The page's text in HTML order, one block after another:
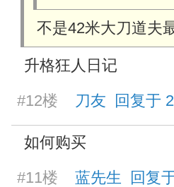
不是42米大刀道夫
升格狂人日记
#12楼 刀友 回复于
如何购买
#11楼 蓝先生 回复